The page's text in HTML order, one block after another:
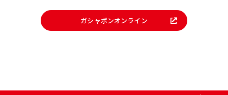
ガシャポンオンライン